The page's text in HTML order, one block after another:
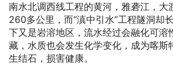
南水北调西线工程的黄河，雅砻江，大
260多公里，而“滇中引水”工程隧洞却
下又是岩溶地区，流水经过会融化可溶
藏，水质也会发生化学变化，成为喀斯
生结石，损害健康。